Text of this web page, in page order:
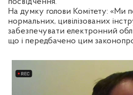
посвідчення.
На думку голови Комітету: «Ми
нормальних, цивілізованих
забезпечувати електронний
що і передбачено цим